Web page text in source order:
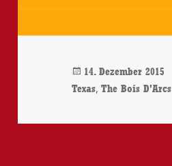
Veröffentlicht
am
14. Dezember 2015
Texas,The Bois D'Arcs